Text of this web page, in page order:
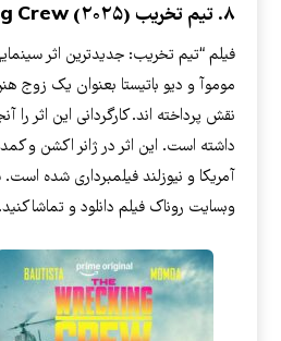
۸. تیم تخریب The Wrecking Crew (۲۰۲۵)
فیلم “تیم تخریب: جدیدترین اثر
موموآ و دیو باتیستا بعنوان یک زوج
نقش پرداخته اند. کارگردانی این اثر را
داشته است. این اثر در ژانر اکشن و
آمریکا و نیوزلند فیلمبرداری شده است.
وبسایت روناک فیلم دانلود و تماشا کنید.